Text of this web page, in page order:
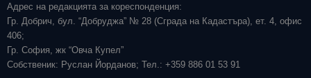
Адрес на редакцията за кореспонденция:
Гр. Добрич, бул. “Добруджа” № 28 (Сграда на Кадастъра), ет. 4, офис
406;
Гр. София, жк “Овча Купел”
Собственик: Руслан Йорданов; Тел.: +359 886 01 53 91